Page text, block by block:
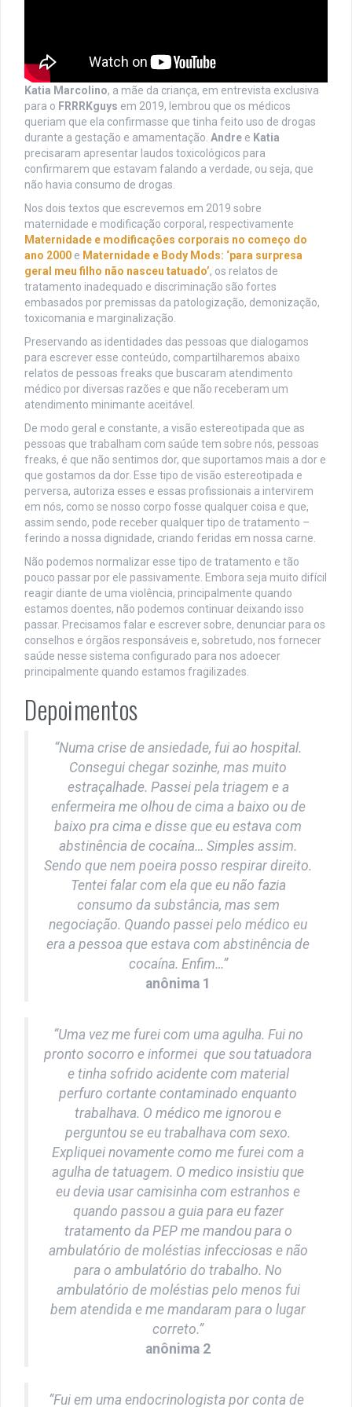
Katia Marcolino, a mãe da criança, em entrevista exclusiva
para o FRRRKguys em 2019, lembrou que os médicos
queriam que ela confirmasse que tinha feito uso de drogas
durante a gestação e amamentação. Andre e Katia
precisaram apresentar laudos toxicológicos para
confirmarem que estavam falando a verdade, ou seja, que
não havia consumo de drogas.
Nos dois textos que escrevemos em 2019 sobre
maternidade e modificação corporal, respectivamente
Maternidade e modificações corporais no começo do
ano 2000 e Maternidade e Body Mods: ‘para surpresa
geral meu filho não nasceu tatuado’, os relatos de
tratamento inadequado e discriminação são fortes
embasados por premissas da patologização, demonização,
toxicomania e marginalização.
Preservando as identidades das pessoas que dialogamos
para escrever esse conteúdo, compartilharemos abaixo
relatos de pessoas freaks que buscaram atendimento
médico por diversas razões e que não receberam um
atendimento minimante aceitável.
De modo geral e constante, a visão estereotipada que as
pessoas que trabalham com saúde tem sobre nós, pessoas
freaks, é que não sentimos dor, que suportamos mais a dor e
que gostamos da dor. Esse tipo de visão estereotipada e
perversa, autoriza esses e essas profissionais a intervirem
em nós, como se nosso corpo fosse qualquer coisa e que,
assim sendo, pode receber qualquer tipo de tratamento –
ferindo a nossa dignidade, criando feridas em nossa carne.
Não podemos normalizar esse tipo de tratamento e tão
pouco passar por ele passivamente. Embora seja muito difícil
reagir diante de uma violência, principalmente quando
estamos doentes, não podemos continuar deixando isso
passar. Precisamos falar e escrever sobre, denunciar para os
conselhos e órgãos responsáveis e, sobretudo, nos fornecer
saúde nesse sistema configurado para nos adoecer
principalmente quando estamos fragilizades.
Depoimentos
“Numa crise de ansiedade, fui ao hospital.
Consegui chegar sozinhe, mas muito
estraçalhade. Passei pela triagem e a
enfermeira me olhou de cima a baixo ou de
baixo pra cima e disse que eu estava com
abstinência de cocaína… Simples assim.
Sendo que nem poeira posso respirar direito.
Tentei falar com ela que eu não fazia
consumo da substância, mas sem
negociação. Quando passei pelo médico eu
era a pessoa que estava com abstinência de
cocaína. Enfim…”
anônima 1
“Uma vez me furei com uma agulha. Fui no
pronto socorro e informei que sou tatuadora
e tinha sofrido acidente com material
perfuro cortante contaminado enquanto
trabalhava. O médico me ignorou e
perguntou se eu trabalhava com sexo.
Expliquei novamente como me furei com a
agulha de tatuagem. O medico insistiu que
eu devia usar camisinha com estranhos e
quando passou a guia para eu fazer
tratamento da PEP me mandou para o
ambulatório de moléstias infecciosas e não
para o ambulatório do trabalho. No
ambulatório de moléstias pelo menos fui
bem atendida e me mandaram para o lugar
correto.”
anônima 2
“Fui em uma endocrinologista por conta de